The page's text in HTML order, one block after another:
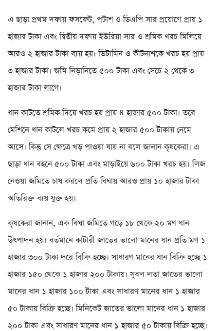
এ ছাড়া প্রথম দফায় ফসফেট, পটাশ ও ডিএপি সার প্রয়োগে প্রায় ১
হাজার টাকা এবং দ্বিতীয় দফায় ইউরিয়া সার ও শ্রমিক খরচ মিলিয়ে
আরও ২ হাজার টাকা ব্যয় হয়। ভিটামিন ও কীটনাশকে খরচ হয় প্রায়
৩ হাজার টাকা। জমি নিড়ানিতে ৫০০ টাকা এবং সেচে ২ থেকে ৩
হাজার টাকা লাগে।
ধান কাটতে শ্রমিক দিয়ে খরচ হয় প্রায় ৪ হাজার ৫০০ টাকা। তবে
মেশিনে ধান কাটলে খরচ কমে প্রায় ২ হাজার ৫০০ টাকায় নেমে
আসে। কিন্তু সে ক্ষেত্রে খড় পাওয়া যায় না বলে জানান কৃষকেরা। এ
ছাড়া ধান বহনে ৫০০ টাকা এবং মাড়াইয়ে ৬০০ টাকা খরচ হয়। লিজ
নেওয়া জমিতে চাষ করলে প্রতি বিঘায় আরও প্রায় ১০ হাজার টাকা
অতিরিক্ত ব্যয় যুক্ত হয়।
কৃষকেরা জানান, এক বিঘা জমিতে গড়ে ১৮ থেকে ২০ মণ ধান
উৎপাদন হয়। বর্তমানে কাটারী জাতের ভালো মানের ধান প্রতি মণ ১
হাজার ৩০০ টাকা দরে বিক্রি হচ্ছে। সাধারণ মানের ধান বিক্রি হচ্ছে ১
হাজার ১৫০ থেকে ১ হাজার ২০০ টাকায়। সুবল লতা জাতের ভালো
মানের ধান ১ হাজার ১০০ টাকা এবং সাধারণ মানের ধান ১ হাজার
৫০ টাকায় বিক্রি হচ্ছে। মিনিকেট জাতের ভালো মানের ধান ১ হাজার
২০০ টাকা এবং সাধারণ মানের ধান ১ হাজার ৫০ টাকায় বিক্রি হচ্ছে।